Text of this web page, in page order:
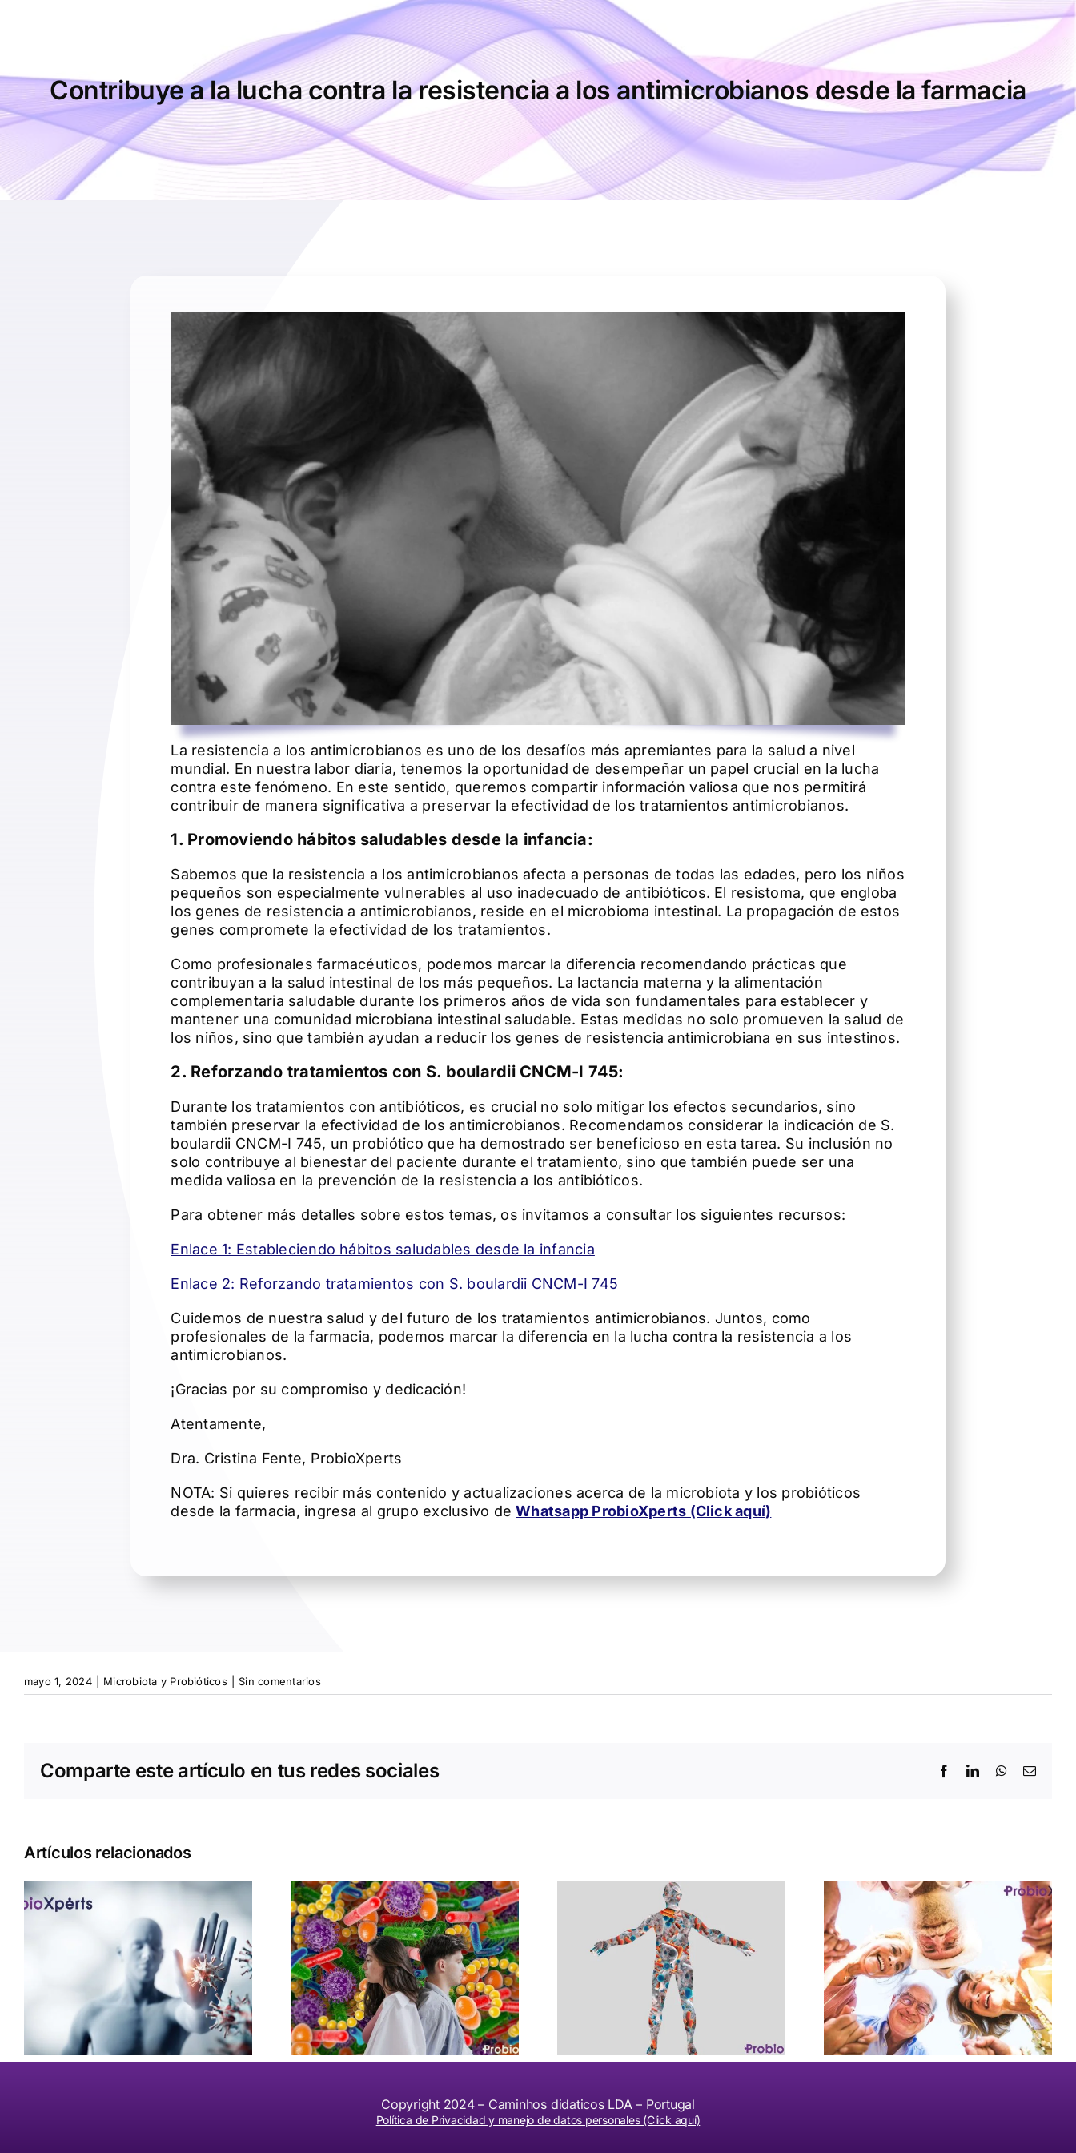
Contribuye a la lucha contra la resistencia a los antimicrobianos desde la farmacia
La resistencia a los antimicrobianos es uno de los desafíos más apremiantes para la salud a nivel
mundial. En nuestra labor diaria, tenemos la oportunidad de desempeñar un papel crucial en la lucha
contra este fenómeno. En este sentido, queremos compartir información valiosa que nos permitirá
contribuir de manera significativa a preservar la efectividad de los tratamientos antimicrobianos.
1. Promoviendo hábitos saludables desde la infancia:
Sabemos que la resistencia a los antimicrobianos afecta a personas de todas las edades, pero los niños
pequeños son especialmente vulnerables al uso inadecuado de antibióticos. El resistoma, que engloba
los genes de resistencia a antimicrobianos, reside en el microbioma intestinal. La propagación de estos
genes compromete la efectividad de los tratamientos.
Como profesionales farmacéuticos, podemos marcar la diferencia recomendando prácticas que
contribuyan a la salud intestinal de los más pequeños. La lactancia materna y la alimentación
complementaria saludable durante los primeros años de vida son fundamentales para establecer y
mantener una comunidad microbiana intestinal saludable. Estas medidas no solo promueven la salud de
los niños, sino que también ayudan a reducir los genes de resistencia antimicrobiana en sus intestinos.
2. Reforzando tratamientos con S. boulardii CNCM-I 745:
Durante los tratamientos con antibióticos, es crucial no solo mitigar los efectos secundarios, sino
también preservar la efectividad de los antimicrobianos. Recomendamos considerar la indicación de S.
boulardii CNCM-I 745, un probiótico que ha demostrado ser beneficioso en esta tarea. Su inclusión no
solo contribuye al bienestar del paciente durante el tratamiento, sino que también puede ser una
medida valiosa en la prevención de la resistencia a los antibióticos.
Para obtener más detalles sobre estos temas, os invitamos a consultar los siguientes recursos:
Enlace 1: Estableciendo hábitos saludables desde la infancia
Enlace 2: Reforzando tratamientos con S. boulardii CNCM-I 745
Cuidemos de nuestra salud y del futuro de los tratamientos antimicrobianos. Juntos, como
profesionales de la farmacia, podemos marcar la diferencia en la lucha contra la resistencia a los
antimicrobianos.
¡Gracias por su compromiso y dedicación!
Atentamente,
Dra. Cristina Fente, ProbioXperts
NOTA: Si quieres recibir más contenido y actualizaciones acerca de la microbiota y los probióticos
desde la farmacia, ingresa al grupo exclusivo deWhatsapp ProbioXperts (Click aquí)
mayo 1, 2024 Microbiota y Probióticos Sin comentarios
Comparte este artículo en tus redes sociales FacebookLinkedInWhatsApp
Correo
Artículos relacionados
La microbiota y las
hormonas sexuales
La Influencia de la
Microbiota en la
Salud Humana
¿Todos deberíamos
tomar un probiótico?
Copyright 2024 – Caminhos didaticos LDA – Portugal
Política de Privacidad y manejo de datos personales (Click aquí)